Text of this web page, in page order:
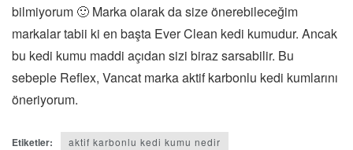
bilmiyorum 🙂 Marka olarak da size önerebileceğim
markalar tabii ki en başta Ever Clean kedi kumudur. Ancak
bu kedi kumu maddi açıdan sizi biraz sarsabilir. Bu
sebeple Reflex, Vancat marka aktif karbonlu kedi kumlarını
öneriyorum.
Etiketler:
aktif karbonlu kedi kumu nedir